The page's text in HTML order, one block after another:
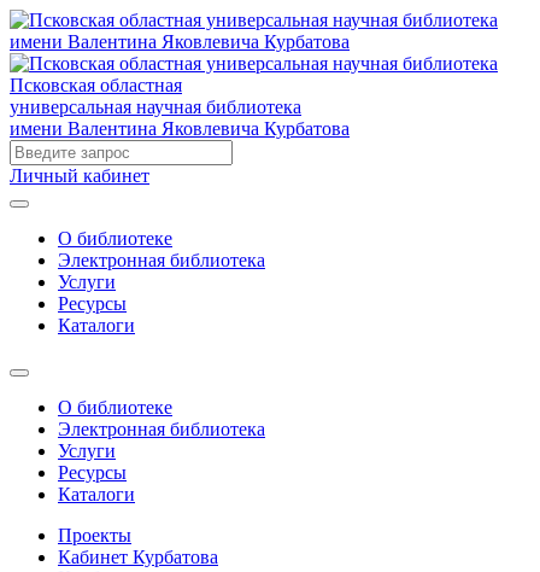
Псковская областная
универсальная научная библиотека
имени Валентина Яковлевича Курбатова
Личный кабинет
О библиотеке
Электронная библиотека
Услуги
Ресурсы
Каталоги
О библиотеке
Электронная библиотека
Услуги
Ресурсы
Каталоги
Проекты
Кабинет Курбатова